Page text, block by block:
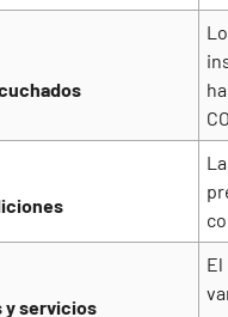
y servicios